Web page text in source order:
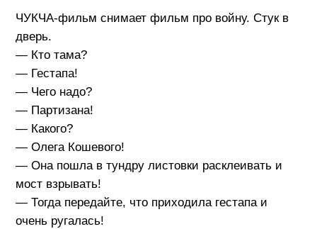
ЧУКЧА-фильм снимает фильм про войну. Стук в
дверь.
— Кто тама?
— Гестапа!
— Чего надо?
— Партизана!
— Какого?
— Олега Кошевого!
— Она пошла в тундру листовки расклеивать и
мост взрывать!
— Тогда передайте, что приходила гестапа и
очень ругалась!